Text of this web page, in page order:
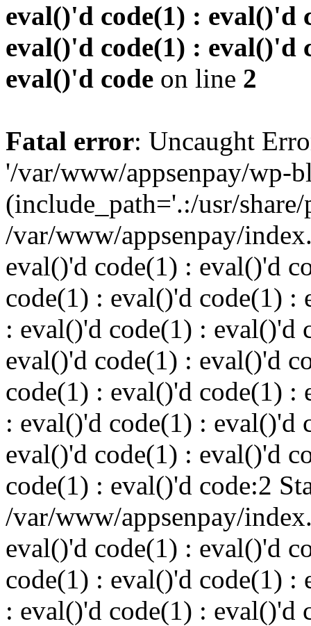
eval()'d code(1) : eval()'d
eval()'d code(1) : eval()'d
eval()'d code on line 2
Fatal error: Uncaught
'/var/www/appsenpay/wp-
(include_path='.:/usr/
/var/www/appsenpay/
eval()'d code(1) : eval()'d
code(1) : eval()'d code(1) :
: eval()'d code(1) : eval()'d
eval()'d code(1) : eval()'d
code(1) : eval()'d code(1) :
: eval()'d code(1) : eval()'d
eval()'d code(1) : eval()'d
code(1) : eval()'d code:2
/var/www/appsenpay/
eval()'d code(1) : eval()'d
code(1) : eval()'d code(1) :
: eval()'d code(1) : eval()'d